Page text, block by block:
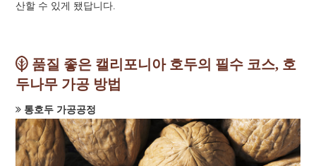
산할 수 있게 됐답니다.
품질 좋은 캘리포니아 호두의 필수 코스, 호
두나무 가공 방법
통호두 가공공정